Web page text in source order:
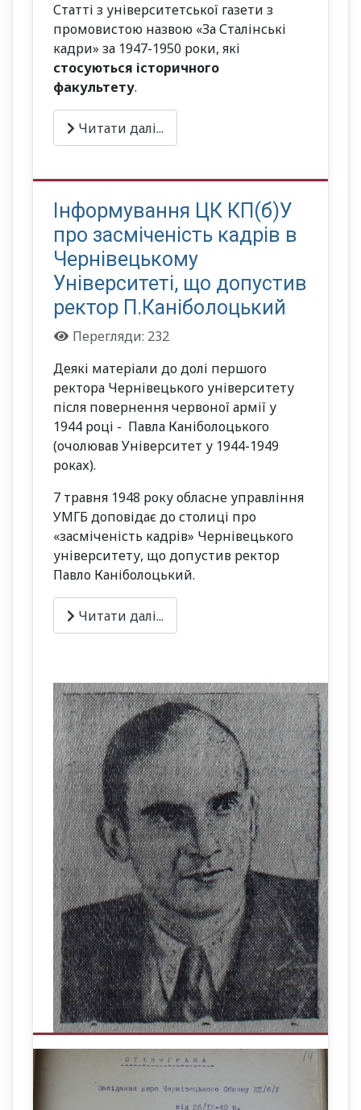
Статті з університетської газети з
промовистою назвою «За Сталінські
кадри» за 1947-1950 роки, які
стосуються історичного
факультету.
Читати далі...
Інформування ЦК КП(б)У
про засміченість кадрів в
Чернівецькому
Університеті, що допустив
ректор П.Каніболоцький
Перегляди: 232
Деякі матеріали до долі першого
ректора Чернівецького університету
після повернення червоної армії у
1944 році - Павла Каніболоцького
(очолював Університет у 1944-1949
роках).
7 травня 1948 року обласне управління
УМГБ доповідає до столиці про
«засміченість кадрів» Чернівецького
університету, що допустив ректор
Павло Каніболоцький.
Читати далі...